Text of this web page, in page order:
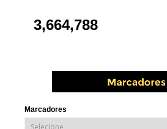
3,664,788
Marcadores